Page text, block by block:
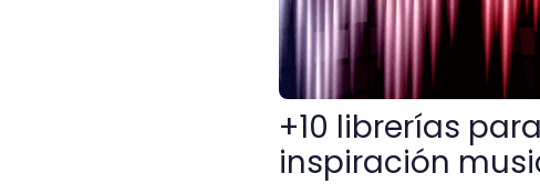
+10 librerías
inspiración